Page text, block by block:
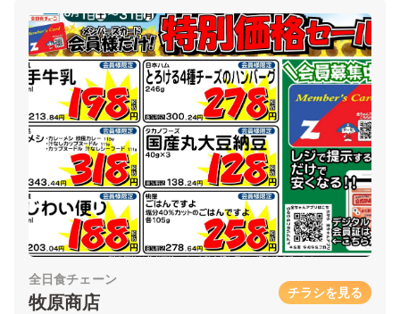
全日食チェーン
牧原商店 チラシを見る